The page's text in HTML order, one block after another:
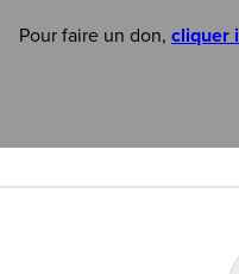
Pour faire un don, cliquer